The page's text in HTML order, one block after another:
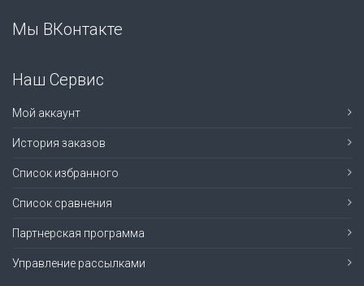
Мы ВКонтакте
Наш Сервис
Мой аккаунт
История заказов
Список избранного
Список сравнения
Партнерская программа
Управление рассылками